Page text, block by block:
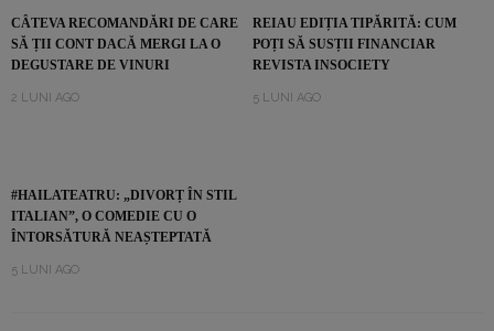
CÂTEVA RECOMANDĂRI DE CARE
SĂ ȚII CONT DACĂ MERGI LA O
DEGUSTARE DE VINURI
2 LUNI AGO
REIAU EDIȚIA TIPĂRITĂ: CUM
POȚI SĂ SUSȚII FINANCIAR
REVISTA INSOCIETY
5 LUNI AGO
#HAILATEATRU: „DIVORȚ ÎN STIL
ITALIAN”, O COMEDIE CU O
ÎNTORSĂTURĂ NEAȘTEPTATĂ
5 LUNI AGO